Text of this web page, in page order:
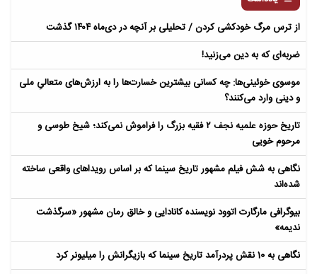
از ترس مرگ خودکشی کردن / تحلیلی بر آنچه در دی‌ماه ۱۴۰۴ گذشت
ضربه‌ای که به دین می‌زنید!
موسوی خوئینی‌ها: چه کسانی بیشترین خسارت‌ها را به ارزش‌های متعالیِ ملی
و دینی وارد می‌کنند؟
تاریخ حوزه علمیه نجف ۲ فقیه بزرگ را فراموش نمی‌کند؛ شیخ طوسی و
مرحوم خویی
نگاهی به شش فیلم مشهور تاریخ سینما که بر اساس رویداهای واقعی ساخته
شده‌اند
بیوگرافی مارگارت اتوود نویسنده کانادایی و خالق رمان مشهور «سرگذشت
ندیمه»
نگاهی به 10 نقش پردرآمد تاریخ سینما که بازیگرانش را میلیونر کرد